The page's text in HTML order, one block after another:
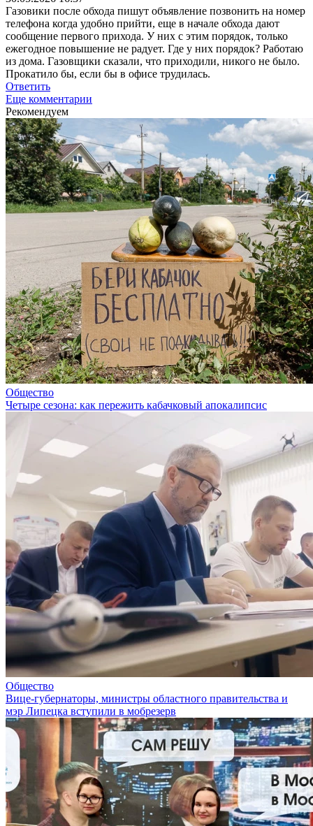
Газовики после обхода пишут объявление позвонить на номер
телефона когда удобно прийти, еще в начале обхода дают
сообщение первого прихода. У них с этим порядок, только
ежегодное повышение не радует. Где у них порядок? Работаю
из дома. Газовщики сказали, что приходили, никого не было.
Прокатило бы, если бы в офисе трудилась.
Ответить
Еще комментарии
Рекомендуем
Общество
Четыре сезона: как пережить кабачковый апокалипсис
Общество
Вице-губернаторы, министры областного правительства и
мэр Липецка вступили в мобрезерв